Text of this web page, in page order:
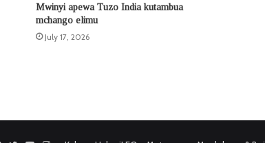
Mwinyi apewa Tuzo India kutambua
mchango elimu
July 17, 2026